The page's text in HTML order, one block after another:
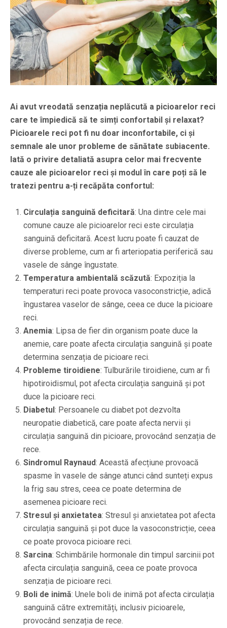
Ai avut vreodată senzația neplăcută a picioarelor reci
care te împiedică să te simți confortabil și relaxat?
Picioarele reci pot fi nu doar inconfortabile, ci și
semnale ale unor probleme de sănătate subiacente.
Iată o privire detaliată asupra celor mai frecvente
cauze ale picioarelor reci și modul în care poți să le
tratezi pentru a-ți recăpăta confortul:
Circulația sanguină deficitară: Una dintre cele mai
comune cauze ale picioarelor reci este circulația
sanguină deficitară. Acest lucru poate fi cauzat de
diverse probleme, cum ar fi arteriopatia periferică sau
vasele de sânge îngustate.
Temperatura ambientală scăzută: Expoziția la
temperaturi reci poate provoca vasoconstricție, adică
îngustarea vaselor de sânge, ceea ce duce la picioare
reci.
Anemia: Lipsa de fier din organism poate duce la
anemie, care poate afecta circulația sanguină și poate
determina senzația de picioare reci.
Probleme tiroidiene: Tulburările tiroidiene, cum ar fi
hipotiroidismul, pot afecta circulația sanguină și pot
duce la picioare reci.
Diabetul: Persoanele cu diabet pot dezvolta
neuropatie diabetică, care poate afecta nervii și
circulația sanguină din picioare, provocând senzația de
rece.
Sindromul Raynaud: Această afecțiune provoacă
spasme în vasele de sânge atunci când sunteți expus
la frig sau stres, ceea ce poate determina de
asemenea picioare reci.
Stresul și anxietatea: Stresul și anxietatea pot afecta
circulația sanguină și pot duce la vasoconstricție, ceea
ce poate provoca picioare reci.
Sarcina: Schimbările hormonale din timpul sarcinii pot
afecta circulația sanguină, ceea ce poate provoca
senzația de picioare reci.
Boli de inimă: Unele boli de inimă pot afecta circulația
sanguină către extremități, inclusiv picioarele,
provocând senzația de rece.